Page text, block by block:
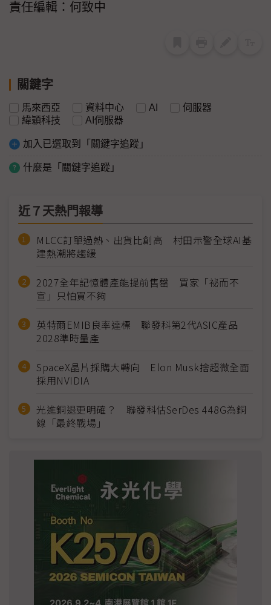
責任編輯：何致中
關鍵字
馬來西亞 資料中心 AI
伺服器
緯穎科技
AI伺服器
加入已選取到「關鍵字追蹤」
什麼是「關鍵字追蹤」
近７天熱門報導
MLCC訂單過熱、出貨比創高 村田示警全球AI基
建熱潮將趨緩
2027全年記憶體產能提前售罄 買家「祕而不
宣」只怕買不夠
英特爾EMIB良率達標 聯發科第2代ASIC產品
2028準時量產
SpaceX晶片採購大轉向 Elon Musk捨超微全面
採用NVIDIA
光進銅退更明確？ 聯發科估SerDes 448G為銅
線「最終戰場」